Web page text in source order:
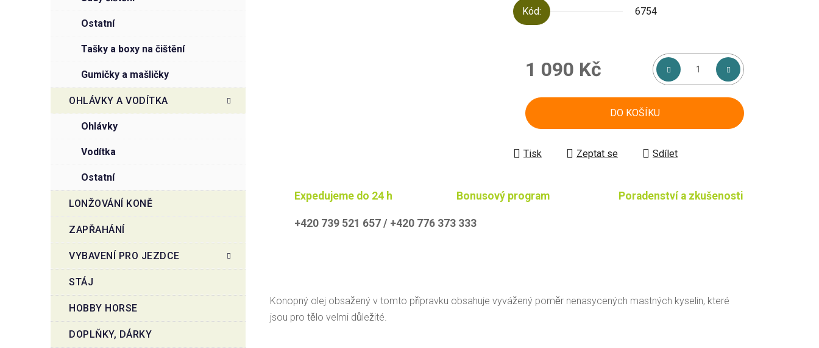
ostatní
tašky a boxy na čištění
gumičky a mašličky
OHLÁVKY A VODÍTKA
ohlávky
vodítka
ostatní
LONŽOVÁNÍ KONĚ
ZAPŘAHÁNÍ
VYBAVENÍ PRO JEZDCE
STÁJ
HOBBY HORSE
DOPLŇKY, DÁRKY
Kód: 6754
1 090 Kč
DO KOŠÍKU
Tisk Zeptat se Sdílet
Expedujeme do 24 h Bonusový program Poradenství a zkušenosti
+420 739 521 657 / +420 776 373 333
Konopný olej obsažený v tomto přípravku obsahuje vyvážený poměr nenasycených mastných kyselin, které
jsou pro tělo velmi důležité.